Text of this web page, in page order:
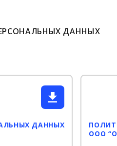
ДАННЫХ
ДАННЫХ
ООО